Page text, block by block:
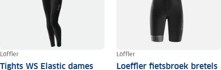
Löffler
Tights WS Elastic dames
Löffler
Loeffler fietsbroek bretels